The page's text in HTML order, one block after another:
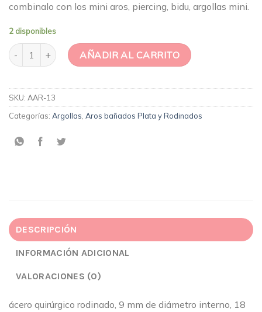
combinalo con los mini aros, piercing, bidu, argollas mini.
2 disponibles
Argolla Penelope cantidadAÑADIR AL CARRITO
SKU: AAR-13
Categorías: Argollas Aros bañados Plata y Rodinados
DESCRIPCIÓN
INFORMACIÓN ADICIONAL
VALORACIONES (0)
ácero quirúrgico rodinado, 9 mm de diámetro interno, 18